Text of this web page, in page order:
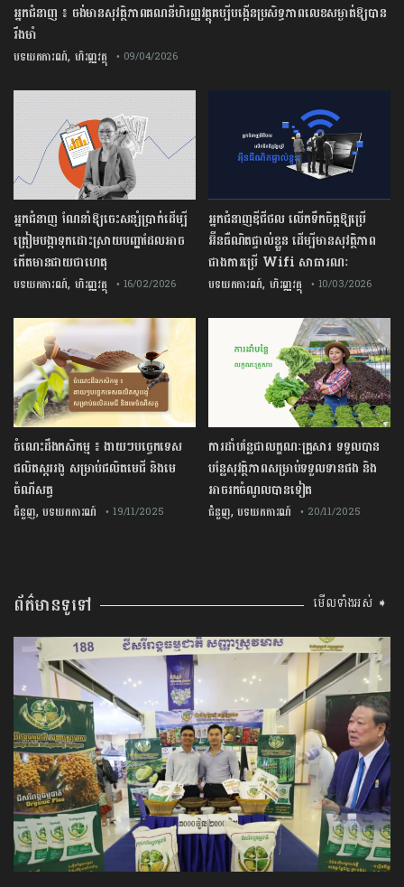
អ្នកជំនាញ ៖ ចង់មានសុវត្ថិភាពគណនីហិរញ្ញវត្ថុគប្បីបង្កើនប្រសិទ្ធភាពលេខសម្ងាត់ឱ្យបាន
រឹងមាំ
បទយកការណ៍, ហិរញ្ញវត្ថុ • 09/04/2026
អ្នកជំនាញឌីជីថល លើកទឹកចិត្តឱ្យប្រើ
អ៊ីនធឺណិតផ្ទាល់ខ្លួន ដើម្បីមានសុវត្ថិភាព
ជាងការប្រើ Wifi​ សាធារណៈ
បទយកការណ៍, ហិរញ្ញវត្ថុ • 10/03/2026
អ្នកជំនាញ ណែនាំឱ្យចេះសន្សំប្រាក់ដើម្បី
ត្រៀមបង្កាទុកដោះស្រាយបញ្ហាដែលអាច
កើតមានជាយថាហេតុ
បទយកការណ៍, ហិរញ្ញវត្ថុ • 16/02/2026
ការដាំបន្លែជាលក្ខណៈគ្រួសារ ទទួលបាន
បន្លែសុវត្ថិភាពសម្រាប់ទទួលទានផង និង
អាចរកចំណូលបានទៀត
ជំនួញ,បទយកការណ៍ • 20/11/2025
ចំណេះដឹងកសិកម្ម ៖ ងាយៗបច្ចេកទេស
ផលិតស្កររងូ សម្រាប់ផលិតមេជី និងមេ
ចំណីសត្វ
ជំនួញ,បទយកការណ៍ • 19/11/2025
ព័ត៌មានទូទៅ មើលទាំងអស់ ➧